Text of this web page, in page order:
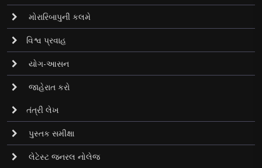
મોરારિબાપુની કલમે
વિશ્વ પ્રવાહ
યોગ-આસન
જાહેરાત કરો
તંત્રી લેખ
પુસ્તક સમીક્ષા
લેટેસ્ટ જનરલ નોલેજ